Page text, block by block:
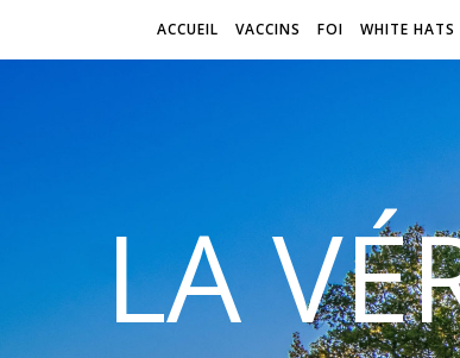
ACCUEIL VACCINS FOI WHITE HATS
LA